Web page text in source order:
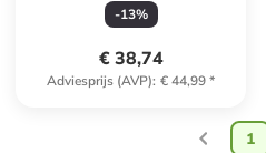
-13%
€ 38,74
Adviesprijs (AVP): € 44,99*
1